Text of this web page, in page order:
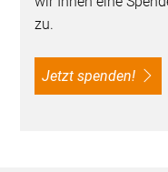
zu.
Jetzt spenden!